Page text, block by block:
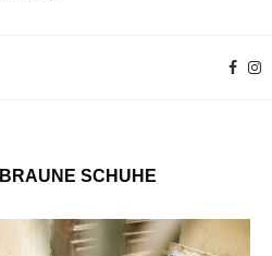
BRAUNE SCHUHE